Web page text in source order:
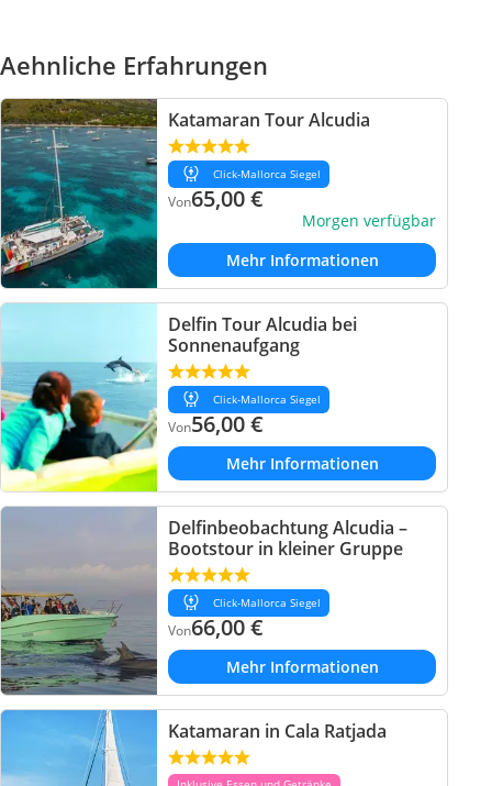
Aehnliche Erfahrungen
Katamaran Tour Alcudia
Click-Mallorca Siegel
Von65,00€
Morgen verfügbar
Mehr Informationen
Delfin Tour Alcudia bei
Sonnenaufgang
Click-Mallorca Siegel
Von56,00€
Mehr Informationen
Delfinbeobachtung Alcudia –
Bootstour in kleiner Gruppe
Click-Mallorca Siegel
Von66,00€
Mehr Informationen
Katamaran in Cala Ratjada